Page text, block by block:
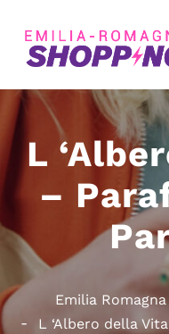
L
–
Emilia
L ‘Albero della